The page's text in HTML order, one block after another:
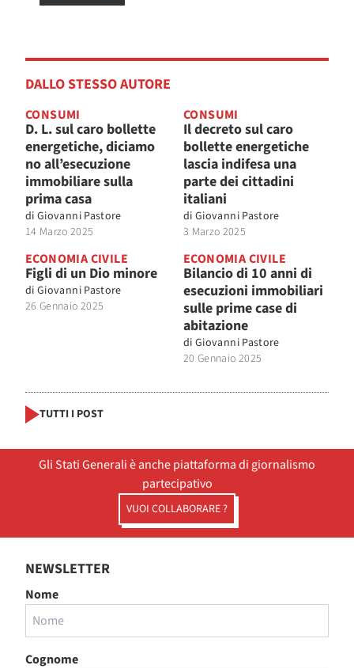
DALLO STESSO AUTORE
CONSUMI
D. L. sul caro bollette
energetiche, diciamo
no all’esecuzione
immobiliare sulla
prima casa
di Giovanni Pastore
14 Marzo 2025
CONSUMI
Il decreto sul caro
bollette energetiche
lascia indifesa una
parte dei cittadini
italiani
di Giovanni Pastore
3 Marzo 2025
ECONOMIA CIVILE
Figli di un Dio minore
di Giovanni Pastore
26 Gennaio 2025
ECONOMIA CIVILE
Bilancio di 10 anni di
esecuzioni immobiliari
sulle prime case di
abitazione
di Giovanni Pastore
20 Gennaio 2025
TUTTI I POST
Gli Stati Generali è anche piattaforma di giornalismo
partecipativo
VUOI COLLABORARE ?
NEWSLETTER
Nome
Cognome